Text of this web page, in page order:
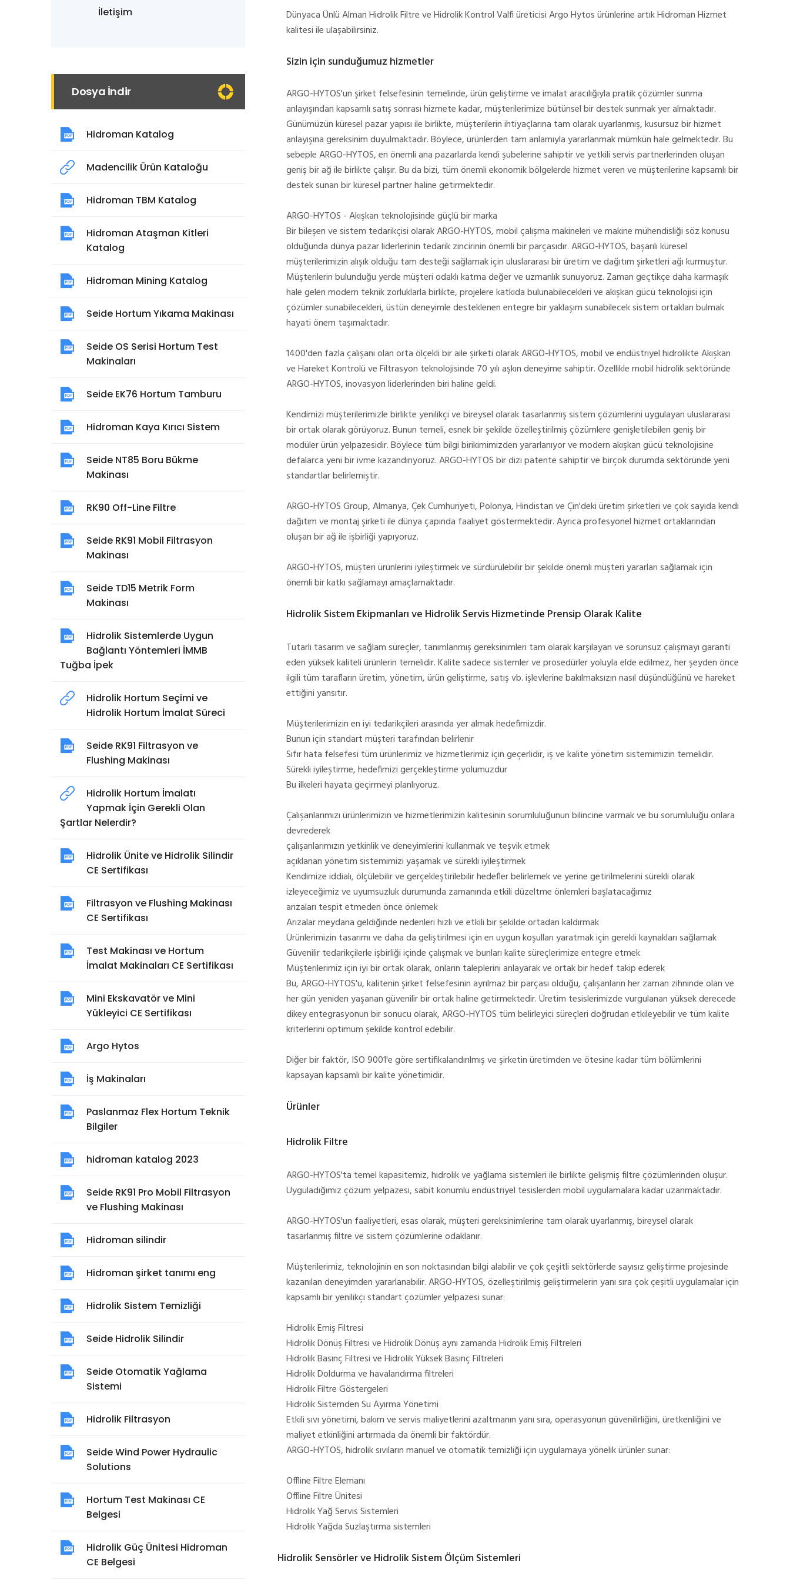
Dünyaca Ünlü Alman Hidrolik Filtre ve Hidrolik Kontrol Valfi üreticisi Argo Hytos ürünlerine artık Hidroman Hizmet
kalitesi ile ulaşabilirsiniz.
Sizin için sunduğumuz hizmetler
ARGO-HYTOS'un şirket felsefesinin temelinde, ürün geliştirme ve imalat aracılığıyla pratik çözümler sunma
anlayışından kapsamlı satış sonrası hizmete kadar, müşterilerimize bütünsel bir destek sunmak yer almaktadır.
Günümüzün küresel pazar yapısı ile birlikte, müşterilerin ihtiyaçlarına tam olarak uyarlanmış, kusursuz bir hizmet
anlayışına gereksinim duyulmaktadır. Böylece, ürünlerden tam anlamıyla yararlanmak mümkün hale gelmektedir. Bu
sebeple ARGO-HYTOS, en önemli ana pazarlarda kendi şubelerine sahiptir ve yetkili servis partnerlerinden oluşan
geniş bir ağ ile birlikte çalışır. Bu da bizi, tüm önemli ekonomik bölgelerde hizmet veren ve müşterilerine kapsamlı bir
destek sunan bir küresel partner haline getirmektedir.
ARGO-HYTOS - Akışkan teknolojisinde güçlü bir marka
Bir bileşen ve sistem tedarikçisi olarak ARGO-HYTOS, mobil çalışma makineleri ve makine mühendisliği söz konusu
olduğunda dünya pazar liderlerinin tedarik zincirinin önemli bir parçasıdır. ARGO-HYTOS, başarılı küresel
müşterilerimizin alışık olduğu tam desteği sağlamak için uluslararası bir üretim ve dağıtım şirketleri ağı kurmuştur.
Müşterilerin bulunduğu yerde müşteri odaklı katma değer ve uzmanlık sunuyoruz. Zaman geçtikçe daha karmaşık
hale gelen modern teknik zorluklarla birlikte, projelere katkıda bulunabilecekleri ve akışkan gücü teknolojisi için
çözümler sunabilecekleri, üstün deneyimle desteklenen entegre bir yaklaşım sunabilecek sistem ortakları bulmak
hayati önem taşımaktadır.
1400'den fazla çalışanı olan orta ölçekli bir aile şirketi olarak ARGO-HYTOS, mobil ve endüstriyel hidrolikte Akışkan
ve Hareket Kontrolü ve Filtrasyon teknolojisinde 70 yılı aşkın deneyime sahiptir. Özellikle mobil hidrolik sektöründe
ARGO-HYTOS, inovasyon liderlerinden biri haline geldi.
Kendimizi müşterilerimizle birlikte yenilikçi ve bireysel olarak tasarlanmış sistem çözümlerini uygulayan uluslararası
bir ortak olarak görüyoruz. Bunun temeli, esnek bir şekilde özelleştirilmiş çözümlere genişletilebilen geniş bir
modüler ürün yelpazesidir. Böylece tüm bilgi birikimimizden yararlanıyor ve modern akışkan gücü teknolojisine
defalarca yeni bir ivme kazandırıyoruz. ARGO-HYTOS bir dizi patente sahiptir ve birçok durumda sektöründe yeni
standartlar belirlemiştir.
ARGO-HYTOS Group, Almanya, Çek Cumhuriyeti, Polonya, Hindistan ve Çin'deki üretim şirketleri ve çok sayıda kendi
dağıtım ve montaj şirketi ile dünya çapında faaliyet göstermektedir. Ayrıca profesyonel hizmet ortaklarından
oluşan bir ağ ile işbirliği yapıyoruz.
ARGO-HYTOS, müşteri ürünlerini iyileştirmek ve sürdürülebilir bir şekilde önemli müşteri yararları sağlamak için
önemli bir katkı sağlamayı amaçlamaktadır.
Hidrolik Sistem Ekipmanları ve Hidrolik Servis Hizmetinde Prensip Olarak Kalite
Tutarlı tasarım ve sağlam süreçler, tanımlanmış gereksinimleri tam olarak karşılayan ve sorunsuz çalışmayı garanti
eden yüksek kaliteli ürünlerin temelidir. Kalite sadece sistemler ve prosedürler yoluyla elde edilmez, her şeyden önce
ilgili tüm tarafların üretim, yönetim, ürün geliştirme, satış vb. işlevlerine bakılmaksızın nasıl düşündüğünü ve hareket
ettiğini yansıtır.
Müşterilerimizin en iyi tedarikçileri arasında yer almak hedefimizdir.
Bunun için standart müşteri tarafından belirlenir
Sıfır hata felsefesi tüm ürünlerimiz ve hizmetlerimiz için geçerlidir, iş ve kalite yönetim sistemimizin temelidir.
Sürekli iyileştirme, hedefimizi gerçekleştirme yolumuzdur
Bu ilkeleri hayata geçirmeyi planlıyoruz.
Çalışanlarımızı ürünlerimizin ve hizmetlerimizin kalitesinin sorumluluğunun bilincine varmak ve bu sorumluluğu onlara
devrederek
çalışanlarımızın yetkinlik ve deneyimlerini kullanmak ve teşvik etmek
açıklanan yönetim sistemimizi yaşamak ve sürekli iyileştirmek
Kendimize iddialı, ölçülebilir ve gerçekleştirilebilir hedefler belirlemek ve yerine getirilmelerini sürekli olarak
izleyeceğimiz ve uyumsuzluk durumunda zamanında etkili düzeltme önlemleri başlatacağımız
arızaları tespit etmeden önce önlemek
Arızalar meydana geldiğinde nedenleri hızlı ve etkili bir şekilde ortadan kaldırmak
Ürünlerimizin tasarımı ve daha da geliştirilmesi için en uygun koşulları yaratmak için gerekli kaynakları sağlamak
Güvenilir tedarikçilerle işbirliği içinde çalışmak ve bunları kalite süreçlerimize entegre etmek
Müşterilerimiz için iyi bir ortak olarak, onların taleplerini anlayarak ve ortak bir hedef takip ederek
Bu, ARGO-HYTOS'u, kalitenin şirket felsefesinin ayrılmaz bir parçası olduğu, çalışanların her zaman zihninde olan ve
her gün yeniden yaşanan güvenilir bir ortak haline getirmektedir. Üretim tesislerimizde vurgulanan yüksek derecede
dikey entegrasyonun bir sonucu olarak, ARGO-HYTOS tüm belirleyici süreçleri doğrudan etkileyebilir ve tüm kalite
kriterlerini optimum şekilde kontrol edebilir.
Diğer bir faktör, ISO 9001'e göre sertifikalandırılmış ve şirketin üretimden ve ötesine kadar tüm bölümlerini
kapsayan kapsamlı bir kalite yönetimidir.
Ürünler
Hidrolik Filtre
ARGO-HYTOS'ta temel kapasitemiz, hidrolik ve yağlama sistemleri ile birlikte gelişmiş filtre çözümlerinden oluşur.
Uyguladığımız çözüm yelpazesi, sabit konumlu endüstriyel tesislerden mobil uygulamalara kadar uzanmaktadır.
ARGO-HYTOS'un faaliyetleri, esas olarak, müşteri gereksinimlerine tam olarak uyarlanmış, bireysel olarak
tasarlanmış filtre ve sistem çözümlerine odaklanır.
Müşterilerimiz, teknolojinin en son noktasından bilgi alabilir ve çok çeşitli sektörlerde sayısız geliştirme projesinde
kazanılan deneyimden yararlanabilir. ARGO-HYTOS, özelleştirilmiş geliştirmelerin yanı sıra çok çeşitli uygulamalar için
kapsamlı bir yenilikçi standart çözümler yelpazesi sunar:
Hidrolik Emiş Filtresi
Hidrolik Dönüş Filtresi ve Hidrolik Dönüş aynı zamanda Hidrolik Emiş Filtreleri
Hidrolik Basınç Filtresi ve Hidrolik Yüksek Basınç Filtreleri
Hidrolik Doldurma ve havalandırma filtreleri
Hidrolik Filtre Göstergeleri
Hidrolik Sistemden Su Ayırma Yönetimi
Etkili sıvı yönetimi, bakım ve servis maliyetlerini azaltmanın yanı sıra, operasyonun güvenilirliğini, üretkenliğini ve
maliyet etkinliğini artırmada da önemli bir faktördür.
ARGO-HYTOS, hidrolik sıvıların manuel ve otomatik temizliği için uygulamaya yönelik ürünler sunar:
Offline Filtre Elemanı
Offline Filtre Ünitesi
Hidrolik Yağ Servis Sistemleri
Hidrolik Yağda Suzlaştırma sistemleri
Hidrolik Sensörler ve Hidrolik Sistem Ölçüm Sistemleri
İletişim
Dosya İndir
Hidroman Katalog
Madencilik Ürün Kataloğu
Hidroman TBM Katalog
Hidroman Ataşman Kitleri
Katalog
Hidroman Mining Katalog
Seide Hortum Yıkama Makinası
Seide OS Serisi Hortum Test
Makinaları
Seide EK76 Hortum Tamburu
Hidroman Kaya Kırıcı Sistem
Seide NT85 Boru Bükme
Makinası
RK90 Off-Line Filtre
Seide RK91 Mobil Filtrasyon
Makinası
Seide TD15 Metrik Form
Makinası
Hidrolik Sistemlerde Uygun
Bağlantı Yöntemleri İMMB
Tuğba İpek
Hidrolik Hortum Seçimi ve
Hidrolik Hortum İmalat Süreci
Seide RK91 Filtrasyon ve
Flushing Makinası
Hidrolik Hortum İmalatı
Yapmak İçin Gerekli Olan
Şartlar Nelerdir?
Hidrolik Ünite ve Hidrolik Silindir
CE Sertifikası
Filtrasyon ve Flushing Makinası
CE Sertifikası
Test Makinası ve Hortum
İmalat Makinaları CE Sertifikası
Mini Ekskavatör ve Mini
Yükleyici CE Sertifikası
Argo Hytos
İş Makinaları
Paslanmaz Flex Hortum Teknik
Bilgiler
hidroman katalog 2023
Seide RK91 Pro Mobil Filtrasyon
ve Flushing Makinası
Hidroman silindir
Hidroman şirket tanımı eng
Hidrolik Sistem Temizliği
Seide Hidrolik Silindir
Seide Otomatik Yağlama
Sistemi
Hidrolik Filtrasyon
Seide Wind Power Hydraulic
Solutions
Hortum Test Makinası CE
Belgesi
Hidrolik Güç Ünitesi Hidroman
CE Belgesi